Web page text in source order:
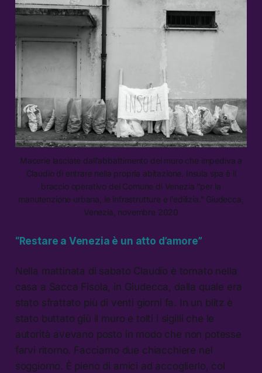
Macerie lasciate dall’abbattimento del muro che impediva a
Claudio di entrare nella propria abitazione. Insula spa è il
braccio operativo del Comune di Venezia “per la
manutenzione urbana, le infrastrutture e l’edilizia.” Giudecca,
Venezia, novembre 2020
“Restare a Venezia è un atto d’amore”
Nella mattinata di sabato Claudio è tornato nella
casa a Sacca Fisola, in Giudecca, dalla quale era
stato sfrattato più di venti giorni fa. In un blitz è
stato buttato giù il muro e tolti i sigilli che le
autorità avevano posto in modo che non potesse
farvi ritorno. Facciamo due chiacchiere nel
soggiorno. È pieno di amici ad accoglierlo, col